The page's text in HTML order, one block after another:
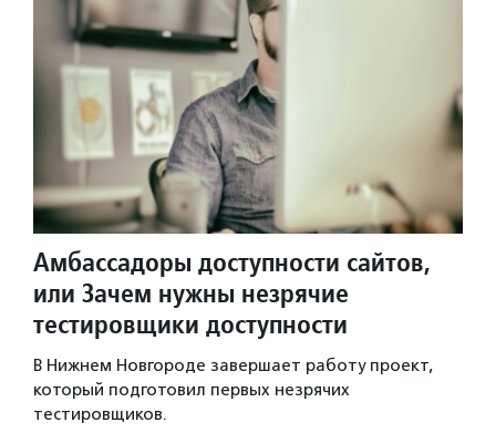
Амбассадоры доступности сайтов,
или Зачем нужны незрячие
тестировщики доступности
В Нижнем Новгороде завершает работу проект,
который подготовил первых незрячих
тестировщиков.